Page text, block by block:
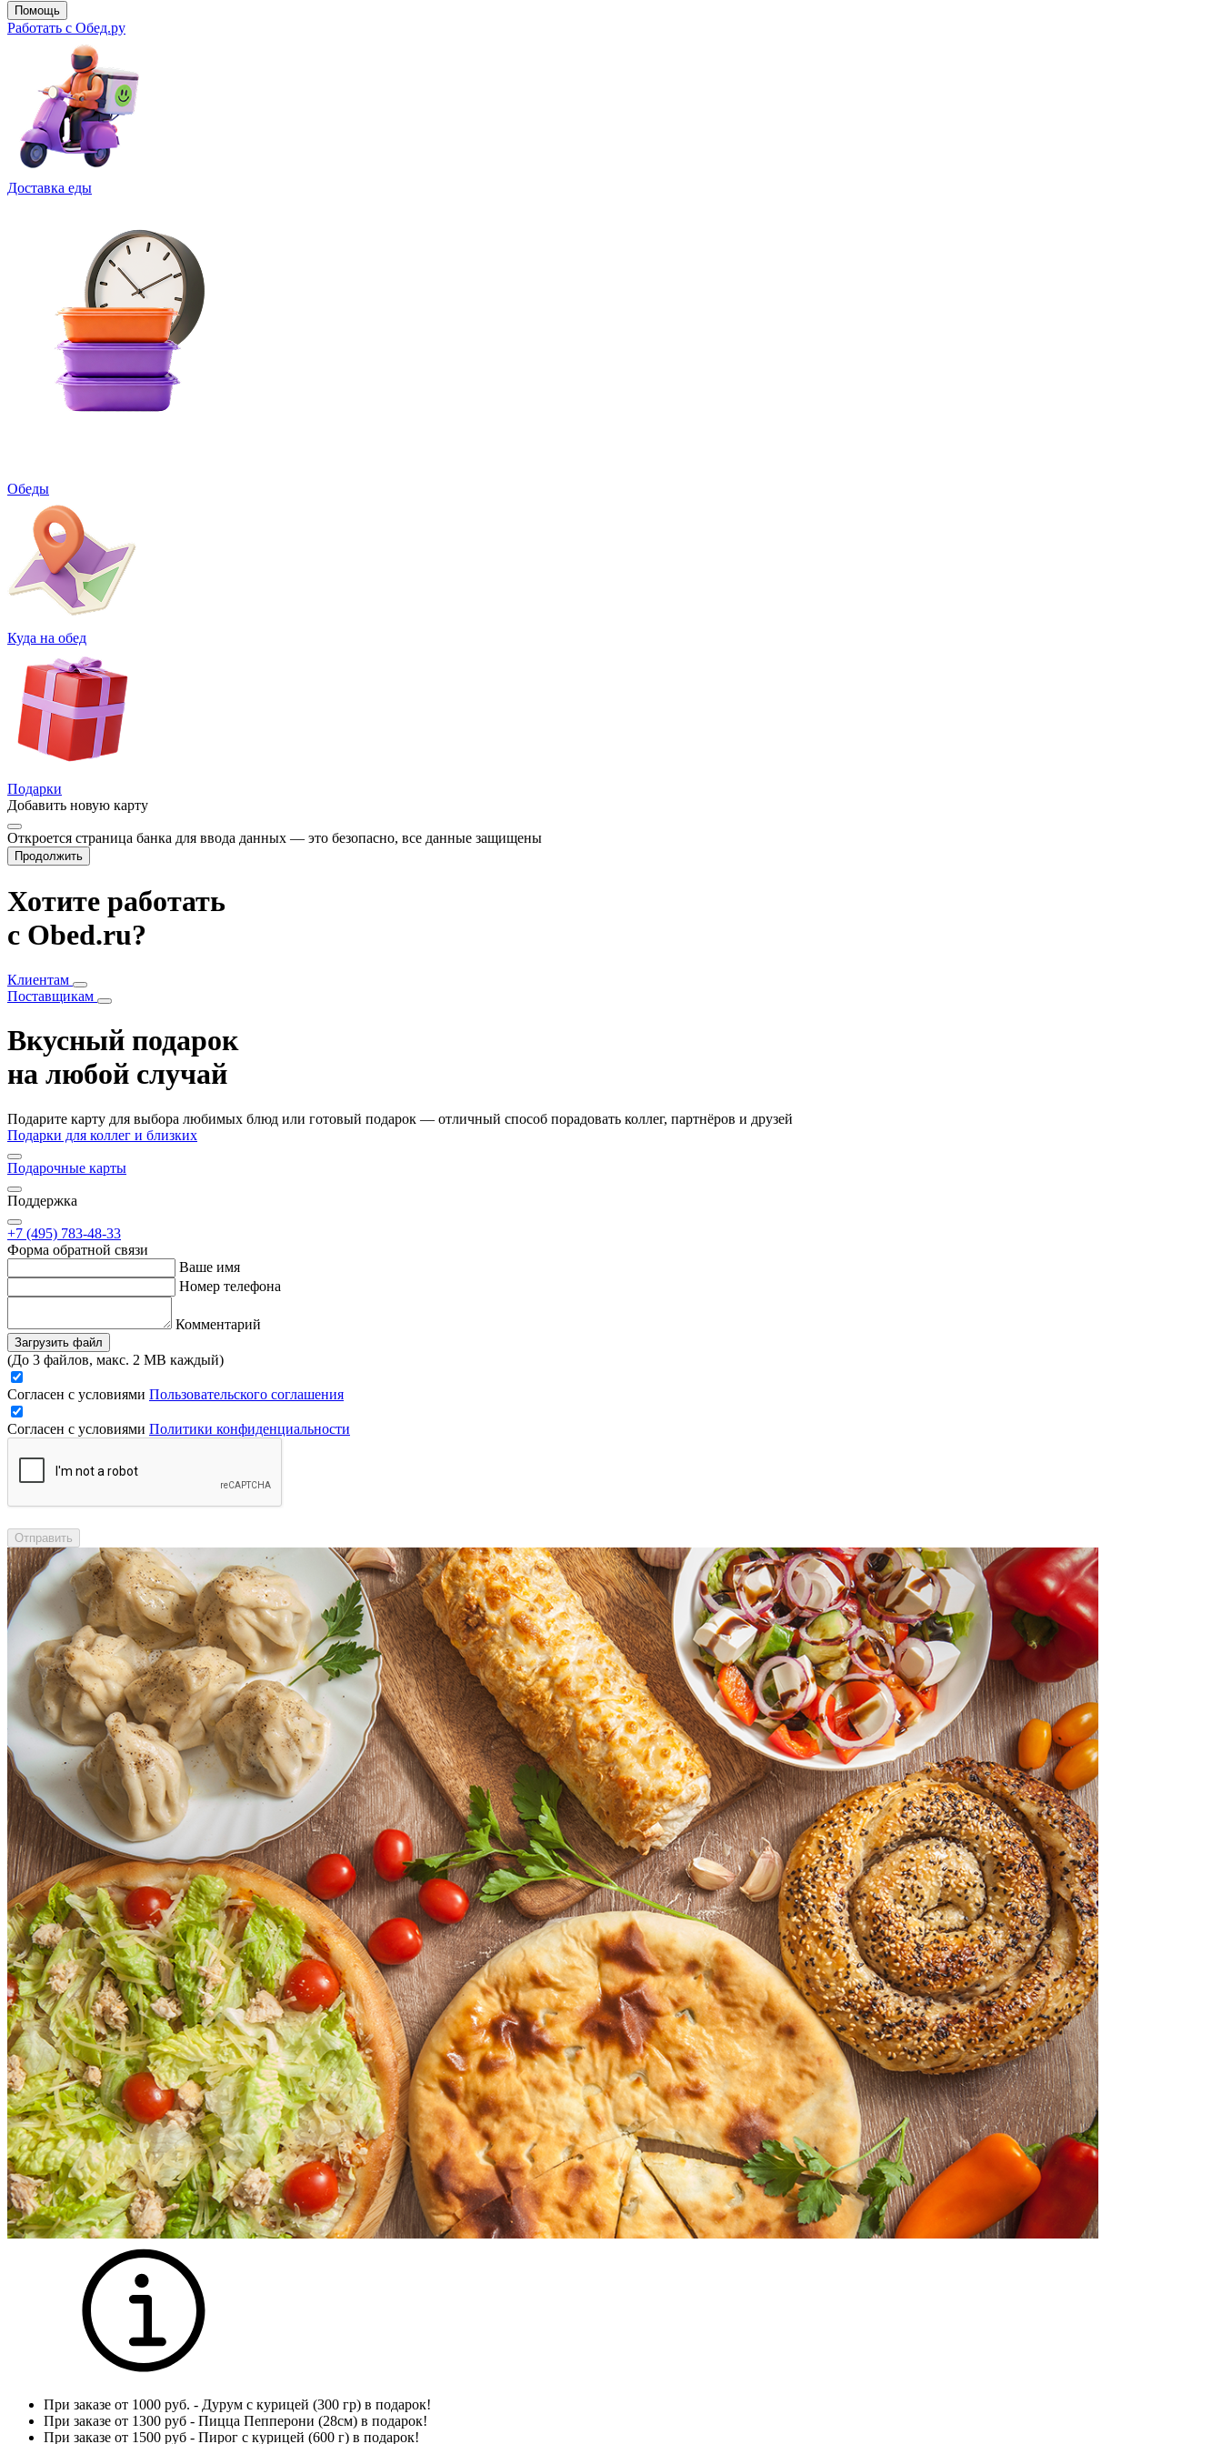
Помощь
Работать с Обед.ру
Доставка еды
Обеды
Куда на обед
Подарки
Добавить новую карту
Откроется страница банка для ввода данных — это безопасно, все данные защищены
Продолжить
Хотите работать
с Obed.ru?
Клиентам
Поставщикам
Вкусный подарок
на любой случай
Подарите карту для выбора любимых блюд или готовый подарок — отличный способ порадовать коллег, партнёров и друзей
Подарки для коллег и близких
Подарочные карты
Поддержка
+7 (495) 783-48-33
Форма обратной связи
Ваше имя
Номер телефона
Комментарий
Загрузить файл
(До 3 файлов, макс. 2 MB каждый)
Согласен с условиями Пользовательского соглашения
Согласен с условиями Политики конфиденциальности
Отправить
При заказе от 1000 руб. - Дурум с курицей (300 гр) в подарок!
При заказе от 1300 руб - Пицца Пепперони (28см) в подарок!
При заказе от 1500 руб - Пирог с курицей (600 г) в подарок!